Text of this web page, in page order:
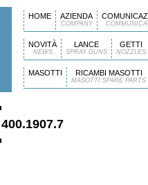
HOME AZIENDA
COMPANY
NOVITÀ
NEWS
LANCE
SPRAY GUNS
GETTI
NOZZLES
MASOTTI RICAMBI MASOTTI
MASOTTI SPARE PARTS
400.1907.7